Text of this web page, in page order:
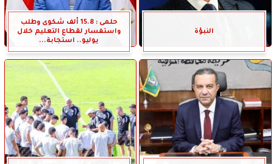
النبؤة
حلمى : 15.8 ألف شكوى وطلب
واستفسار لقطاع التعليم خلال
يوليو.. استجابة...